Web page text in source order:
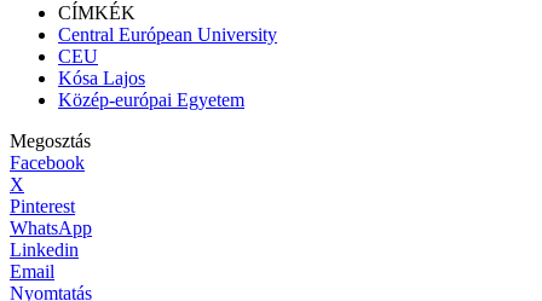
CÍMKÉK
Central Európean University
CEU
Kósa Lajos
Közép-európai Egyetem
Megosztás
Facebook
X
Pinterest
WhatsApp
Linkedin
Email
Nyomtatás